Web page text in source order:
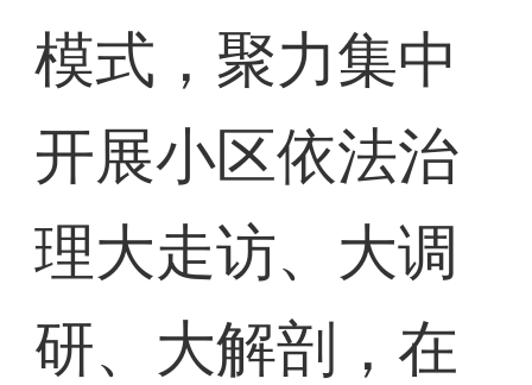
模式，聚力集中
开展小区依法治
理大走访、大调
研、大解剖，在